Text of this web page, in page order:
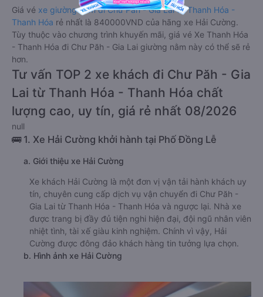
Giá vé xe giường nằm đi Chư Păh - Gia Lai từ Thanh Hóa -
Thanh Hóa rẻ nhất là 840000VND của hãng xe Hải Cường.
Tùy thuộc vào chương trình khuyến mãi, giá vé Xe Thanh Hóa
- Thanh Hóa đi Chư Păh - Gia Lai giường nằm này có thể sẽ rẻ
hơn.
Tư vấn TOP 2 xe khách đi Chư Păh - Gia
Lai từ Thanh Hóa - Thanh Hóa chất
lượng cao, uy tín, giá rẻ nhất 08/2026
null
🚌 1. Xe Hải Cường khởi hành tại Phố Đồng Lễ
a. Giới thiệu xe Hải Cường
Xe khách Hải Cường là một đơn vị vận tải hành khách uy
tín, chuyên cung cấp dịch vụ vận chuyển đi Chư Păh -
Gia Lai từ Thanh Hóa - Thanh Hóa và ngược lại. Nhà xe
được trang bị đầy đủ tiện nghi hiện đại, đội ngũ nhân viên
nhiệt tình, tài xế giàu kinh nghiệm. Chính vì vậy, Hải
Cường được đông đảo khách hàng tin tưởng lựa chọn.
b. Hình ảnh xe Hải Cường